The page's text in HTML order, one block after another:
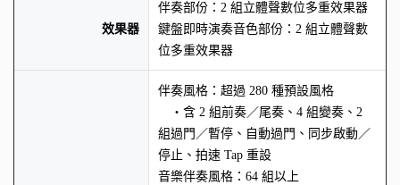
效果器
伴奏部份：2 組立體聲數位多重效果器
鍵盤即時演奏音色部份：2 組立體聲數
位多重效果器
伴奏風格：超過 280 種預設風格
・含 2 組前奏／尾奏、4 組變奏、2
組過門／暫停、自動過門、同步啟動／
停止、拍速 Tap 重設
音樂伴奏風格：64 組以上